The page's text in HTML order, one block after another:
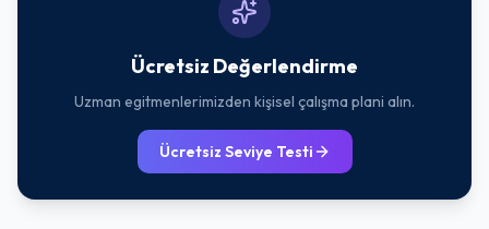
Ücretsiz Değerlendirme
Uzman egitmenlerimizden kişisel çalışma plani alın.
Ücretsiz Seviye Testi